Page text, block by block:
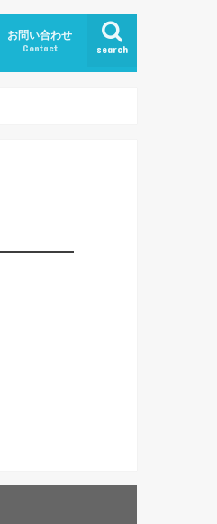
search
お問い合わせ
Contact